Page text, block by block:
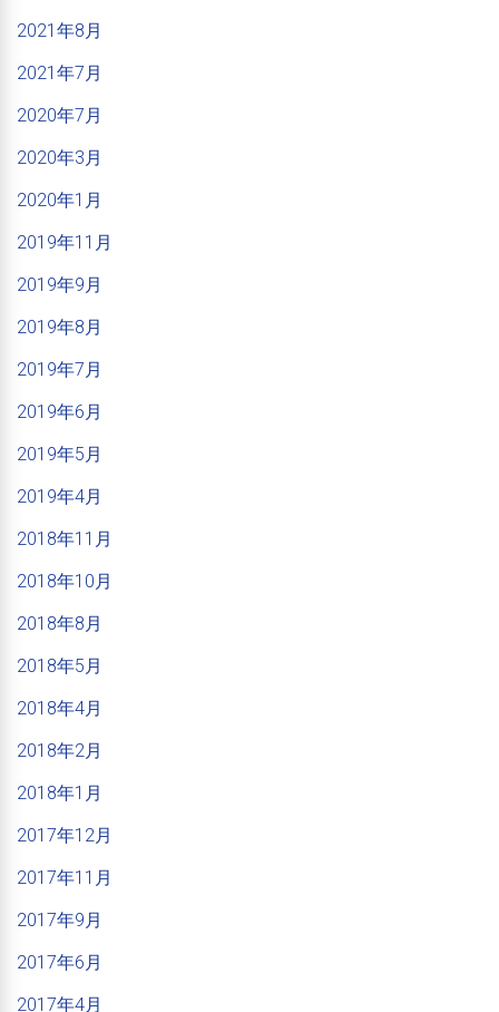
2021年8月
2021年7月
2020年7月
2020年3月
2020年1月
2019年11月
2019年9月
2019年8月
2019年7月
2019年6月
2019年5月
2019年4月
2018年11月
2018年10月
2018年8月
2018年5月
2018年4月
2018年2月
2018年1月
2017年12月
2017年11月
2017年9月
2017年6月
2017年4月